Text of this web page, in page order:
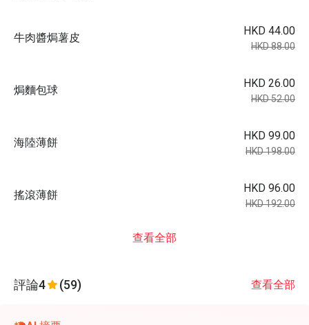
牛肉醬焗薯皮
HKD 44.00
HKD 88.00
焗麵包球
HKD 26.00
HKD 52.00
海陸薄餅
HKD 99.00
HKD 198.00
搖滾薄餅
HKD 96.00
HKD 192.00
查看全部
評論4 (59) 查看全部